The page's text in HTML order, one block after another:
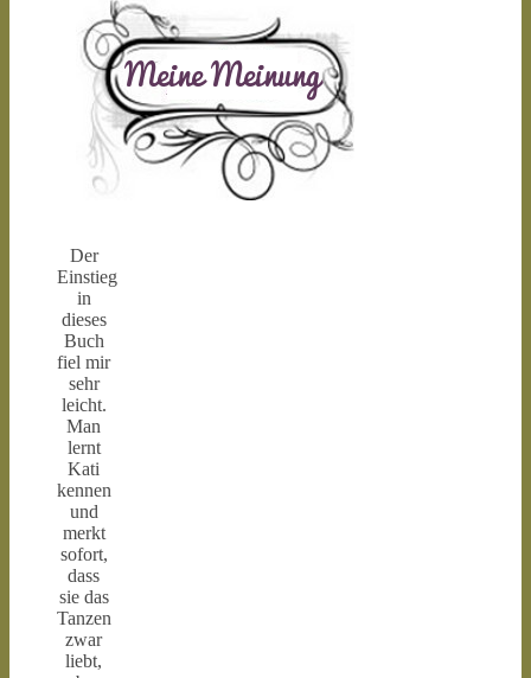
Der
Einstieg
in
dieses
Buch
fiel mir
sehr
leicht.
Man
lernt
Kati
kennen
und
merkt
sofort,
dass
sie das
Tanzen
zwar
liebt,